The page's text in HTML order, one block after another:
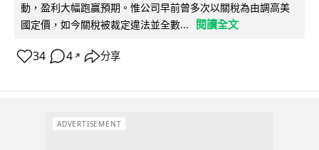
動，盈利大幅跑贏預期。惟公司早前曾多次以關稅為由調高美
國定價，如今關稅被裁定違法並全數...
閱讀全文
34 4 ↗ 分享
ADVERTISEMENT